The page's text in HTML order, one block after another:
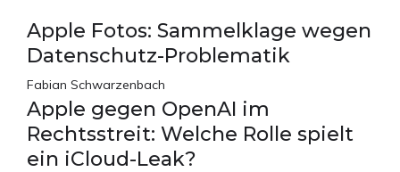
Apple Fotos: Sammelklage wegen
Datenschutz-Problematik
Fabian Schwarzenbach
Apple gegen OpenAI im
Rechtsstreit: Welche Rolle spielt
ein iCloud-Leak?